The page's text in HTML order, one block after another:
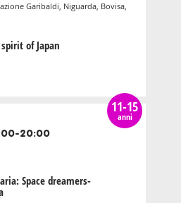
Garibaldi, Niguarda, Bovisa,
of Japan
11-15
anni
20:00
Space dreamers-